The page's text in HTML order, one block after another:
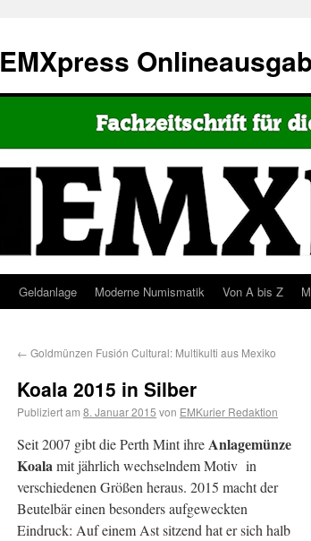
EMXpress
Geldanlage Moderne Numismatik Von A bis Z
← Goldmünzen Fusión Cultural: Multikulti aus Mexiko
Koala 2015 in Silber
Publiziert am 8. Januar 2015 von EMKurier Redaktion
Seit 2007 gibt die Perth Mint ihreAnlagemünze
Koalamit jährlich wechselndem Motiv in
verschiedenen Größen heraus. 2015 macht der
Beutelbär einen besonders aufgeweckten
Eindruck: Auf einem Ast sitzend hat er sich halb